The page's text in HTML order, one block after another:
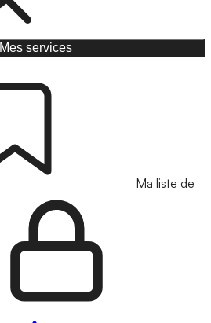
Mes services
Ma liste de